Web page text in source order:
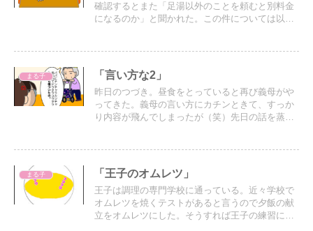
確認するとまた「足湯以外のことを頼むと別料金
になるのか」と聞かれた。この件については以前
まる子 「言い方な2」
昨日のつづき。昼食をとっていると再び義母がや
ってきた。義母の言い方にカチンときて、すっか
り内容が飛んでしまったが（笑）先日の話を蒸し
まる子 「王子のオムレツ」
王子は調理の専門学校に通っている。近々学校で
オムレツを焼くテストがあると言うので夕飯の献
立をオムレツにした。そうすれば王子の練習にな